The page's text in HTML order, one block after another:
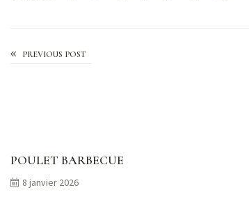
PREVIOUS POST
POULET BARBECUE
8 janvier 2026